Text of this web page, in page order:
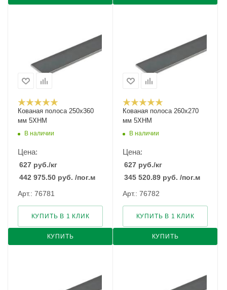
Кованая полоса 250x360
мм 5ХНМ
В наличии
Цена:
627 руб./кг
442 975.50 руб. /пог.м
Арт.: 76781
КУПИТЬ
КУПИТЬ В 1 КЛИК
Кованая полоса 260x270
мм 5ХНМ
В наличии
Цена:
627 руб./кг
345 520.89 руб. /пог.м
Арт.: 76782
КУПИТЬ
КУПИТЬ В 1 КЛИК